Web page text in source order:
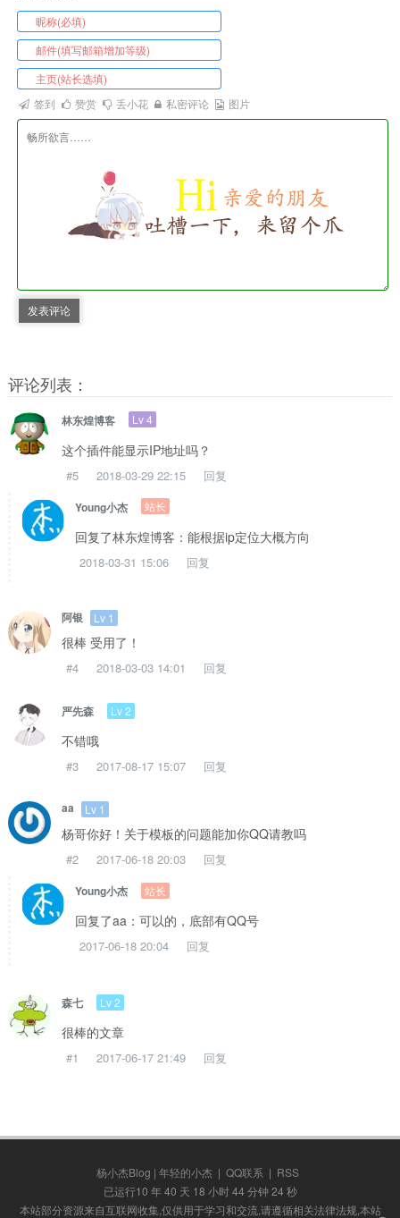
签到 赞赏 丢小花 私密评论 图片
发表评论
评论列表：
林东煌博客 Lv 4
这个插件能显示IP地址吗？
#5 2018-03-29 22:15 回复
Young小杰 站长
回复了林东煌博客：能根据ip定位大概方向
2018-03-31 15:06 回复
阿银 Lv 1
很棒 受用了！
#4 2018-03-03 14:01 回复
严先森 Lv 2
不错哦
#3 2017-08-17 15:07 回复
aa Lv 1
杨哥你好！关于模板的问题能加你QQ请教吗
#2 2017-06-18 20:03 回复
Young小杰 站长
回复了aa：可以的，底部有QQ号
2017-06-18 20:04 回复
森七 Lv 2
很棒的文章
#1 2017-06-17 21:49 回复
杨小杰Blog | 年轻的小杰 | QQ联系 | RSS
已运行10 年 40 天 18 小时 44 分钟 25 秒
本站部分资源来自互联网收集,仅供用于学习和交流,请遵循相关法律法规,本站